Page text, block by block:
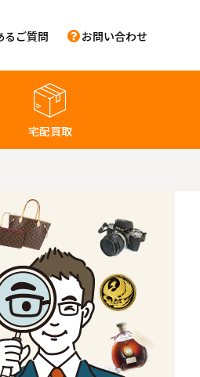
るご質問 お問い合わせ
宅配買取